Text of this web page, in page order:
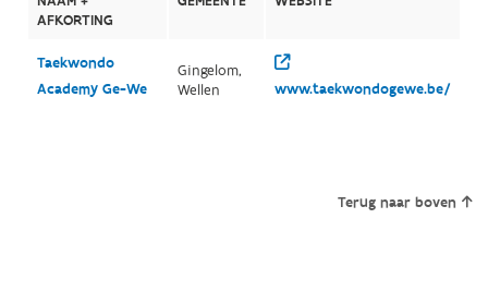
AFKORTING
Taekwondo
Academy Ge-We
Gingelom,
Wellen
www.taekwondogewe.be/
Terug naar boven